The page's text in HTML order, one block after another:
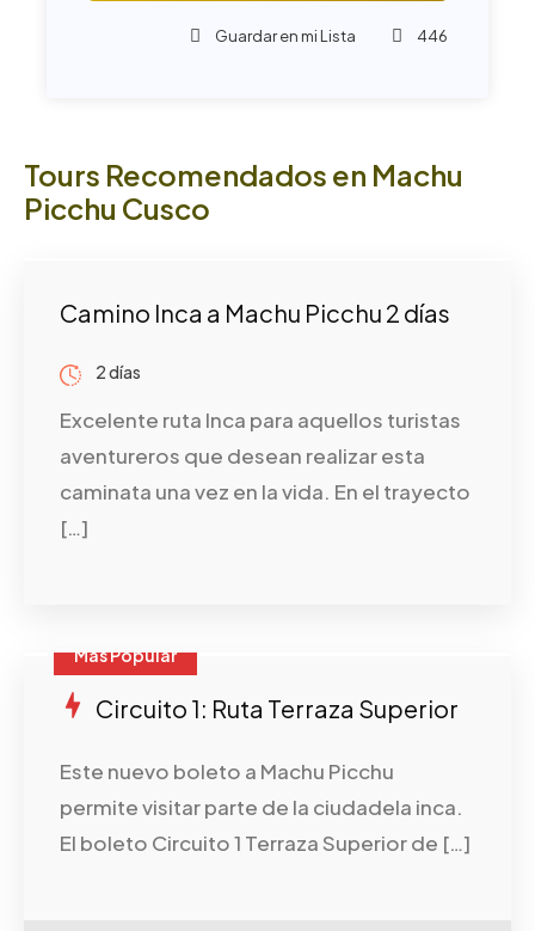
Guardar en mi Lista 446
Tours Recomendados en Machu
Picchu Cusco
Camino Inca a Machu Picchu 2 días
2 días
Excelente ruta Inca para aquellos turistas
aventureros que desean realizar esta
caminata una vez en la vida. En el trayecto
[…]
Mas Popular
Circuito 1: Ruta Terraza Superior
Este nuevo boleto a Machu Picchu
permite visitar parte de la ciudadela inca.
El boleto Circuito 1 Terraza Superior de […]